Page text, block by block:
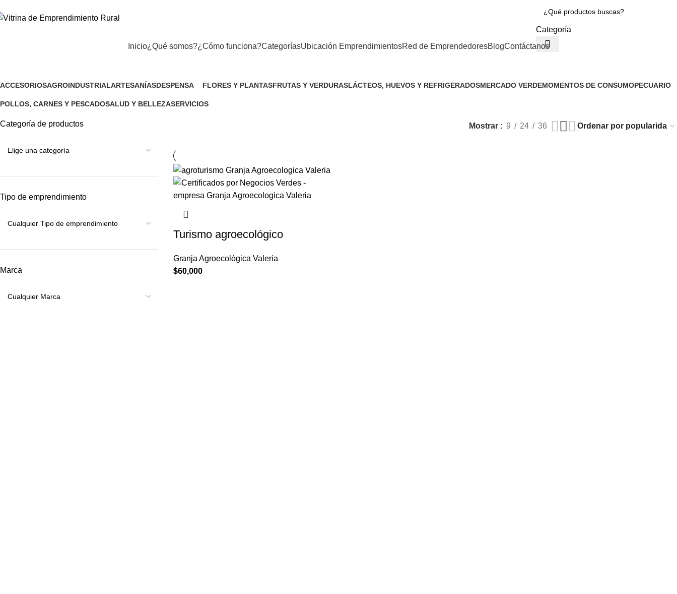
Categoría
Inicio¿Qué somos?¿Cómo funciona?CategoríasUbicación EmprendimientosRed de EmprendedoresBlogContáctanos
ACCESORIOSAGROINDUSTRIALARTESANÍASDESPENSA
FLORES Y PLANTASFRUTAS Y VERDURASLÁCTEOS, HUEVOS Y REFRIGERADOSMERCADO VERDEMOMENTOS DE CONSUMOPECUARIO
POLLOS, CARNES Y PESCADOSALUD Y BELLEZASERVICIOS
Categoría de productos
Tipo de emprendimiento
Marca
Mostrar 9 24 36
Turismo agroecológico
Granja Agroecológica Valeria
$60,000